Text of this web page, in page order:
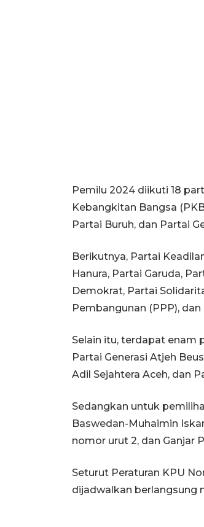
Pemilu 2024 diikuti 18
Kebangkitan Bangsa
Partai Buruh, dan Partai
Berikutnya, Partai
Hanura, Partai Garuda,
Demokrat, Partai
Pembangunan (PPP),
Selain itu, terdapat enam
Partai Generasi Atjeh
Adil Sejahtera Aceh, dan
Sedangkan untuk
Baswedan-Muhaimin
nomor urut 2, dan Ganjar
Seturut Peraturan KPU
dijadwalkan berlangsung